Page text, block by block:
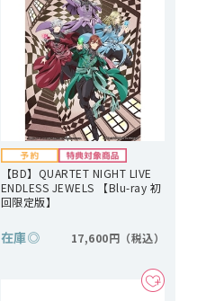
【BD】QUARTET NIGHT LIVE
ENDLESS JEWELS 【Blu-ray 初
回限定版】
在庫◎ 17,600円